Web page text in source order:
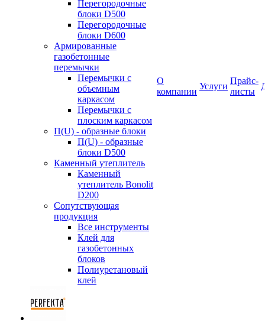
Перегородочные
блоки D500
Перегородочные
блоки D600
Армированные
газобетонные
перемычки
Перемычки с
объемным
каркасом
Перемычки с
плоским каркасом
П(U) - образные блоки
П(U) - образные
блоки D500
Каменный утеплитель
Каменный
утеплитель Bonolit
D200
Сопутствующая
продукция
Все инструменты
Клей для
газобетонных
блоков
Полиуретановый
клей
О
компании
Услуги
Прайс-
листы